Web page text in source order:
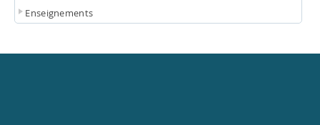
Enseignements